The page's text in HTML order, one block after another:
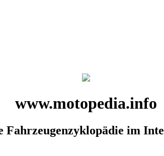
www.motopedia.info
Fahrzeugenzyklopädie im